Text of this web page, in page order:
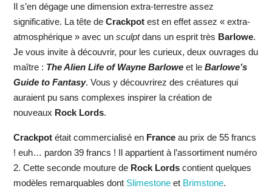
Il s’en dégage une dimension extra-terrestre assez
significative. La tête de Crackpotest en effet assez « extra-
atmosphérique » avec un sculptdans un esprit très Barlowe.
Je vous invite à découvrir, pour les curieux, deux ouvrages du
maître : The Alien Life of Wayne Barlowe et le Barlowe’s
Guide to Fantasy. Vous y découvrirez des créatures qui
auraient pu sans complexes inspirer la création de
nouveaux Rock Lords.
Crackpotétait commercialisé en Franceau prix de 55 francs
! euh… pardon 39 francs ! Il appartient à l’assortiment numéro
2. Cette seconde mouture de Rock Lordscontient quelques
modèles remarquables dont Slimestoneet Brimstone.